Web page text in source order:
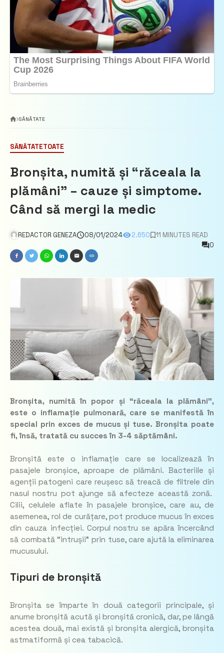
SĂNĂTATE
SĂNĂTATETOATE
Bronșita, numită și “răceala la
plămâni” – cauze și simptome.
Când să mergi la medic
REDACTOR GENEZA 08/01/2024 2.650
11 MINUTES READ
0
Bronșita, numită în popor și “răceala la plămâni”,
este o inflamație pulmonară, care se manifestă în
special prin exces de mucus și tuse. Bronșita poate
fi, însă, tratată cu succes în 3-4 săptămâni.
Bronșită este o inflamație care se localizează în
pasajele bronșice, aproape de plămâni. Bacteriile și
agenții patogeni care reușesc să treacă de filtrele din
nasul nostru pot ajunge să afecteze această zonă.
Cilii, celulele aflate în pasajele bronșice, care au, de
asemenea, rol de curățare, pot produce mucus în exces
din cauza infecției. Corpul nostru se apăra încercând
să combată “intrușii” prin tuse, care ajută la eliminarea
mucusului.
Tipuri de bronșită
Bronșita se împarte în două categorii principale, și
anume bronșită acută și bronșită cronică, dar, pe lângă
acestea două, mai există și bronșita alergică, bronșita
astmatiformă și cea tabacică.